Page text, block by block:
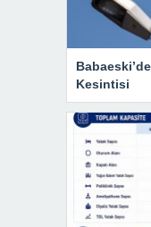
Kesintisi